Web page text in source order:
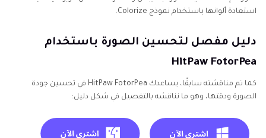
استعادة ألوانها باستخدام نموذج Colorize.
دليل مفصل لتحسين الصورة باستخدام
HitPaw FotorPea
كما تم مناقشته سابقًا، يساعدك HitPaw FotorPea في تحسين جودة
الصورة ودقتها، وهو ما نناقشه بالتفصيل في شكل دليل: